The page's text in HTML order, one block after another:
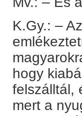
K.Gy.: –
hogy
felszálltál,
mert a